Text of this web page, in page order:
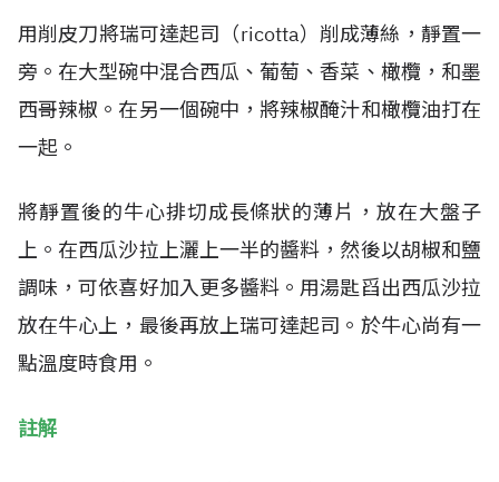
用削皮刀將瑞可達起司（ricotta）削成薄絲，靜置一
旁。在大型碗中混合西瓜、葡萄、香菜、橄欖，和墨
西哥辣椒。在另一個碗中，將辣椒醃汁和橄欖油打在
一起。
將靜置後的牛心排切成長條狀的薄片，放在大盤子
上。在西瓜沙拉上灑上一半的醬料，然後以胡椒和鹽
調味，可依喜好加入更多醬料。用湯匙舀出西瓜沙拉
放在牛心上，最後再放上瑞可達起司。於牛心尚有一
點溫度時食用。
註解